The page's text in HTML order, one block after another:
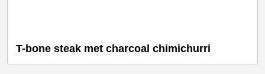
T-bone steak met charcoal chimichurri